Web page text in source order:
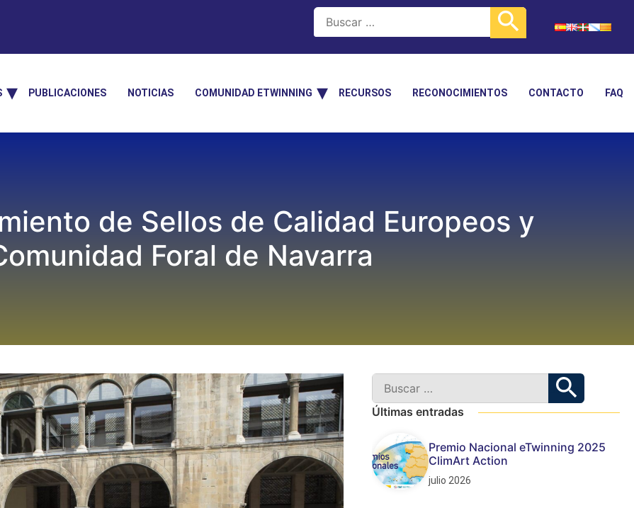
PUBLICACIONES NOTICIAS COMUNIDAD ETWINNING RECURSOS RECONOCIMIENTOS CONTACTO FAQ
de Sellos de Calidad Europeos y
Foral de Navarra
Últimas entradas
Premio Nacional eTwinning 2025
ClimArt Action
julio 2026